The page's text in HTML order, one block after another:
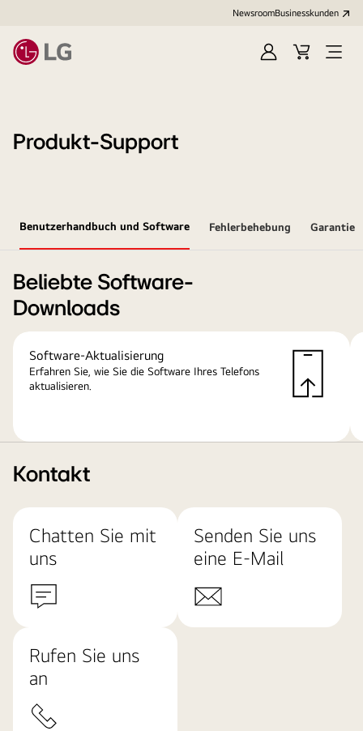
NewsroomBusinesskunden
AnmeldenWarenkorb
Menü
Produkt-Support
Benutzerhandbuch und Software Fehlerbehebung Garantie
Beliebte Software-
Downloads
Software-Aktualisierung
Erfahren Sie, wie Sie die Software Ihres Telefons
aktualisieren.
Kontakt
Chatten Sie mit
uns
Senden Sie uns
eine E-Mail
Rufen Sie uns
an